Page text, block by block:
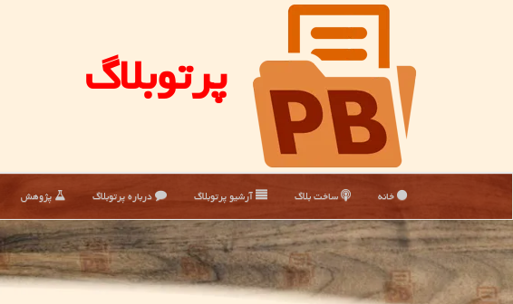
پرتوبلاگ
خانه ساخت بلاگ آرشیو پرتوبلاگ درباره پرتوبلاگ پژوهش